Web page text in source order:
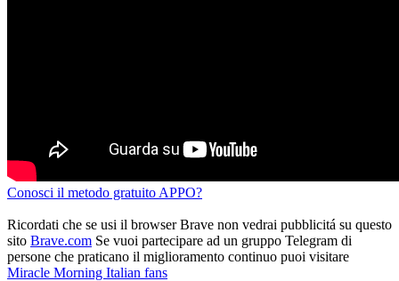
Conosci il metodo gratuito APPO?
Ricordati che se usi il browser Brave non vedrai pubblicitá su questo
sito Brave.com Se vuoi partecipare ad un gruppo Telegram di
persone che praticano il miglioramento continuo puoi visitare
Miracle Morning Italian fans